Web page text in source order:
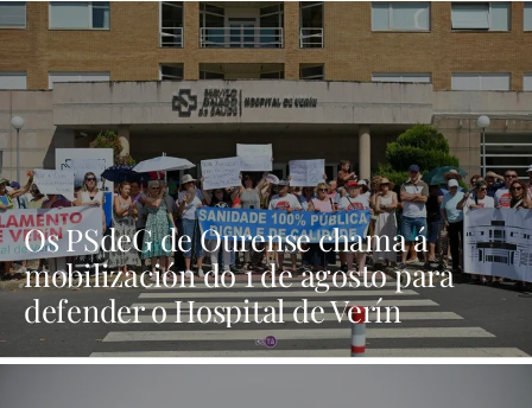
Os PSdeG de Ourense chama á
mobilización do 1 de agosto para
defender o Hospital de Verín